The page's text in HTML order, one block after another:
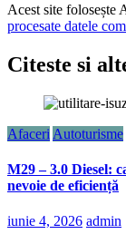
Acest site folosește
procesate datele
Citeste si
Afaceri Autoturisme
M29 – 3.0 Diesel:
nevoie de eficiență
iunie 4, 2026 admin